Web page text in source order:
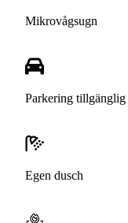
Mikrovågsugn
Parkering tillgänglig
Egen dusch